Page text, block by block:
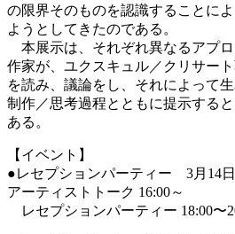
の限界そのものを認識することに
ようとしてきたのである。
本展示は、それぞれ異なるアプ
作家が、ユクスキュル／クリサー
を読み、議論をし、それによって
制作／思考過程とともに提示する
ある。
【イベント】
●レセプションパーティー 3月14日
アーティストトーク 16:00～
レセプションパーティー 18:00〜